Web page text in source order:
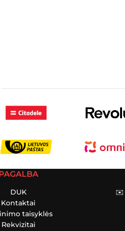
DUK
Kontaktai
taisyklės
Rekvizitai
✉️